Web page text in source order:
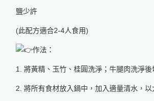
鹽少許
(此配方適合2-4人食用)
作法：
1. 將黃精、玉竹、桂圓洗淨；牛腿肉洗淨
2. 將所有食材放入鍋中，加入適量清水，